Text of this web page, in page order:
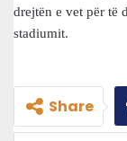
drejtën e vet për të
stadiumit.
Share